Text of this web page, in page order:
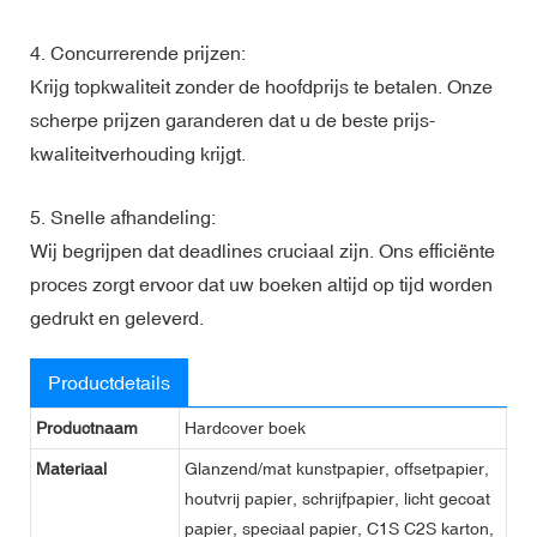
4. Concurrerende prijzen:
Krijg topkwaliteit zonder de hoofdprijs te betalen. Onze
scherpe prijzen garanderen dat u de beste prijs-
kwaliteitverhouding krijgt.
5. Snelle afhandeling:
Wij begrijpen dat deadlines cruciaal zijn. Ons efficiënte
proces zorgt ervoor dat uw boeken altijd op tijd worden
gedrukt en geleverd.
Productdetails
Productnaam Hardcover boek
Materiaal
Glanzend/mat kunstpapier, offsetpapier,
houtvrij papier, schrijfpapier, licht gecoat
papier, speciaal papier, C1S C2S karton,